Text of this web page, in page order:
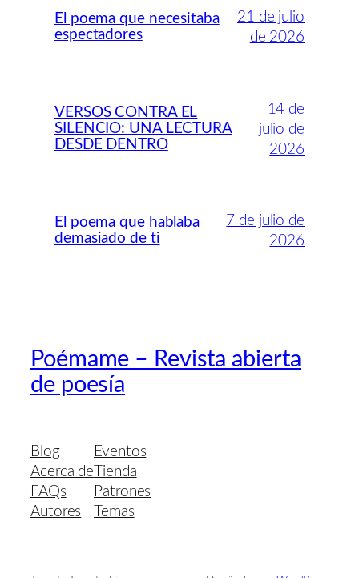
El poema que necesitaba
espectadores
21 de julio
de 2026
VERSOS CONTRA EL
SILENCIO: UNA LECTURA
DESDE DENTRO
14 de
julio de
2026
El poema que hablaba
demasiado de ti
7 de julio de
2026
Poémame – Revista abierta
de poesía
Blog
Acerca de
FAQs
Autores
Eventos
Tienda
Patrones
Temas